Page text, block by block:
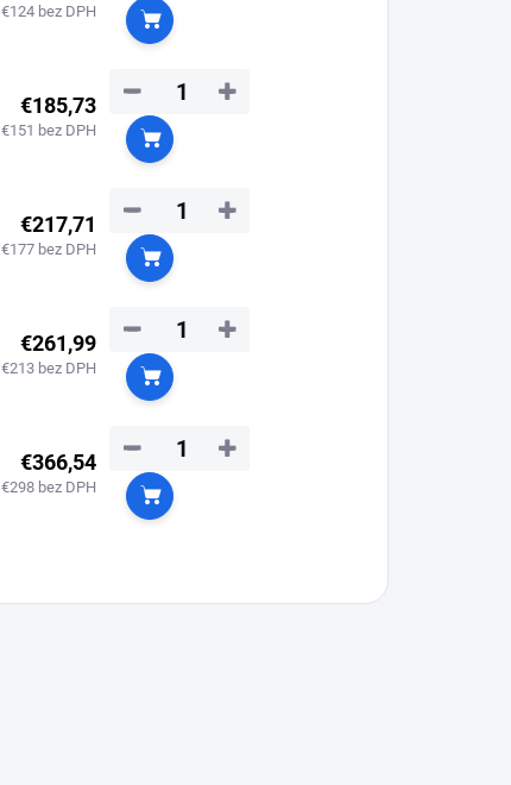
€124 bez DPH
Do košíka
€185,73
€151 bez DPH
+
−
Do košíka
€217,71
€177 bez DPH
+
−
Do košíka
€261,99
€213 bez DPH
+
−
Do košíka
€366,54
€298 bez DPH
+
−
Do košíka